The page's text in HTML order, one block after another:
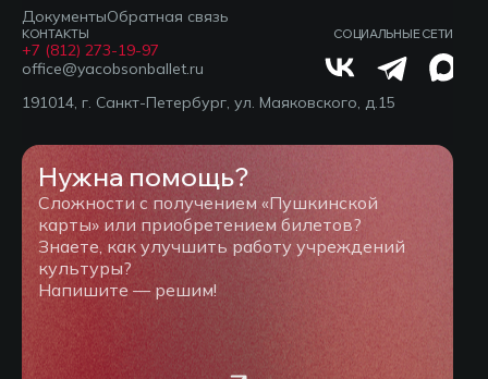
ДокументыОбратная связь
КОНТАКТЫ
+7 (812) 273-19-97
office@yacobsonballet.ru
СОЦИАЛЬНЫЕ СЕТИ
191014, г. Санкт-Петербург, ул. Маяковского, д.15
Нужна помощь?
Сложности с получением «Пушкинской
карты» или приобретением билетов?
Знаете, как улучшить работу учреждений
культуры?
Напишите — решим!